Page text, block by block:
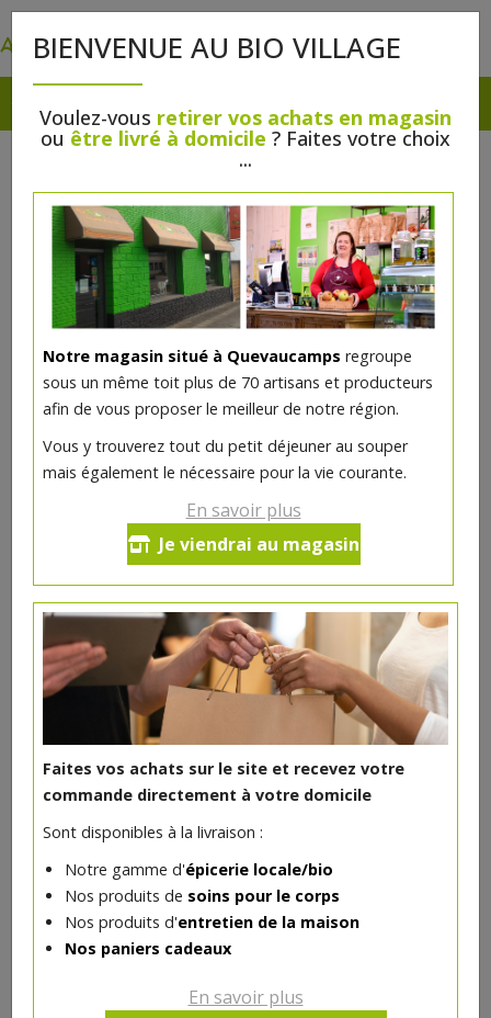
BIENVENUE AU BIO VILLAGE
Voulez-vous retirer vos achats en magasin
ou être livré à domicile ? Faites votre choix
...
Notre magasin situé à Quevaucamps regroupe
sous un même toit plus de 70 artisans et producteurs
afin de vous proposer le meilleur de notre région.
Vous y trouverez tout du petit déjeuner au souper
mais également le nécessaire pour la vie courante.
En savoir plus
Je viendrai au magasin
Faites vos achats sur le site et recevez votre
commande directement à votre domicile
Sont disponibles à la livraison :
Notre gamme d'épicerie locale/bio
Nos produits de soins pour le corps
Nos produits d'entretien de la maison
Nos paniers cadeaux
En savoir plus
Fard à paupières bio Broadway
- 1 pc
5€
Réception souhaitée le
DANS LA MÊME CATÉGORIE ...